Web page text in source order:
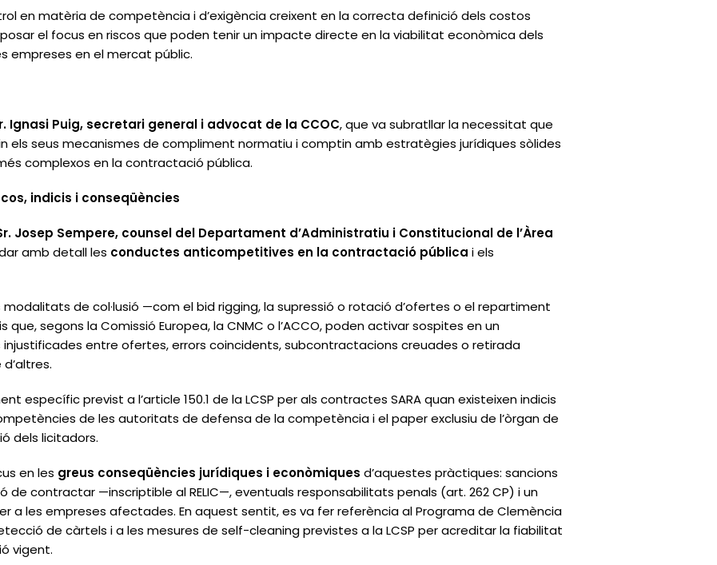
en matèria de competència i d’exigència creixent en la correcta definició dels costos
el focus en riscos que poden tenir un impacte directe en la viabilitat econòmica dels
empreses en el mercat públic.
Ignasi Puig, secretari general i advocat de la CCOC, que va subratllar la necessitat que
els seus mecanismes de compliment normatiu i comptin amb estratègies jurídiques sòlides
complexos en la contractació pública.
indicis i conseqüències
Josep Sempere, counsel del Departament d’Administratiu i Constitucional de l’Àrea
amb detall les conductes anticompetitives en la contractació pública i els
modalitats de col·lusió —com elbid rigging, la supressió o rotació d’ofertes o el repartiment
segons la Comissió Europea, la CNMC o l’ACCO, poden activar sospites en un
entre ofertes, errors coincidents, subcontractacions creuades o retirada
específic previst a l’article 150.1 de la LCSP per als contractes SARA quan existeixen indicis
de les autoritats de defensa de la competència i el paper exclusiu de l’òrgan de
dels licitadors.
en les greus conseqüències jurídiques i econòmiques d’aquestes pràctiques: sancions
de contractar —inscriptible al RELIC—, eventuals responsabilitats penals (art. 262 CP) i un
a les empreses afectades. En aquest sentit, es va fer referència al Programa de Clemència
de càrtels i a les mesures deself-cleaningprevistes a la LCSP per acreditar la fiabilitat
vigent.